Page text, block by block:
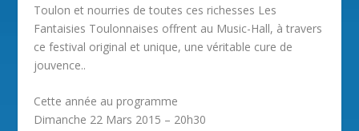
Toulon et nourries de toutes ces richesses Les
Fantaisies Toulonnaises offrent au Music-Hall, à travers
ce festival original et unique, une véritable cure de
jouvence..
Cette année au programme
Dimanche 22 Mars 2015 – 20h30